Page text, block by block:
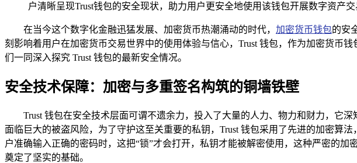
户清晰呈现Trust钱包的安全现状，助力用户更安全地使用该钱包开展数字资产交
在当今这个数字化金融迅猛发展、加密货币热潮涌动的时代， 加密货币钱包的安
刻影响着用户在加密货币交易世界中的使用体验与信心，Trust 钱包，作为加密货币
们一同深入探究 Trust 钱包的最新安全情况。
安全技术保障：加密与多重签名构筑的铜墙铁壁
Trust 钱包在安全技术层面可谓不遗余力，投入了大量的人力、物力和财力，它
面临巨大的被盗风险，为了守护这至关重要的私钥，Trust 钱包采用了先进的加密算
户准确输入正确的密码时，这把“锁”才会打开，私钥才能被解密使用，这种严密的
奠定了坚实的基础。